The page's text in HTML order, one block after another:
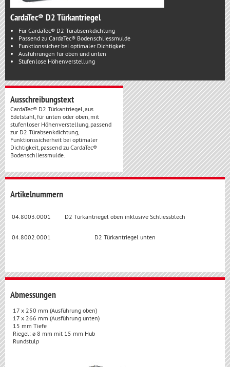
CardaTec® D2 Türkantriegel
Für CardaTec® D2 Türabsenkdichtung
Passend zu CardaTec® Bodenschliessmulde
Funktionssicher bei optimaler Dichtigkeit
Ausführungen für oben und unten
Stufenlose Höhenverstellung
Ausschreibungstext
CardaTec® D2 Türkantriegel, aus
Edelstahl, für unten oder oben, mit
stufenloser Höhenverstellung, passend
zur D2 Türabsenkdichtung,
Funktionssicherheit bei optimaler
Dichtigkeit, passend zu CardaTec®
Bodenschliessmulde.
Artikelnummern
04.8003.0001 D2 Türkantriegel oben inklusive Schliessblech
04.8002.0001 D2 Türkantriegel unten
Abmessungen
17 x 250 mm (Ausführung oben)
17 x 266 mm (Ausführung unten)
15 mm Tiefe
Riegel: ø 8 mm mit 15 mm Hub
Rundstulp